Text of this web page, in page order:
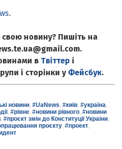
.
новину? Пишіть на
в Твіттер і
і сторінки у Фейсбук.
новини, #UaNews, #київ, #україна,
, #рівне, #новини рівного, #новини
, #проєкт змін до Конституції України,
проєкту, #проект,